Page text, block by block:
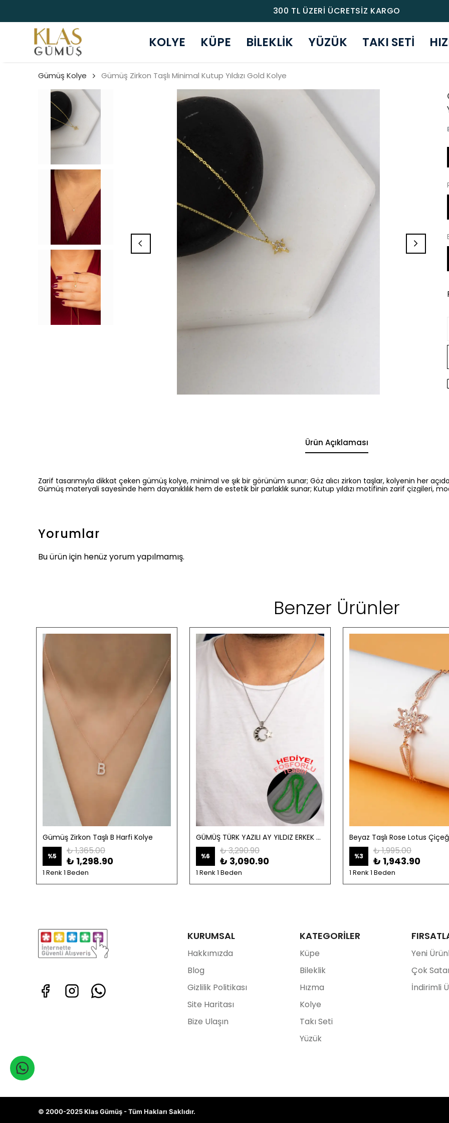
300 TL ÜZERİ ÜCRETSİZ KARGO
KOLYE KÜPE BİLEKLİK YÜZÜK TAKI SETİ
Gümüş Kolye Gümüş Zirkon Taşlı Minimal Kutup Yıldızı Gold Kolye
Ürün Açıklaması
Zarif tasarımıyla dikkat çeken gümüş kolye, minimal ve şık bir görünüm sunar; Göz alıcı zirkon taşlar, kolyenin her açıdan
Gümüş materyali sayesinde hem dayanıklılık hem de estetik bir parlaklık sunar; Kutup yıldızı motifinin zarif çizgileri,
Yorumlar
Bu ürün için henüz yorum yapılmamış.
Benzer Ürünler
Gümüş Zirkon Taşlı B Harfi Kolye
%5 ₺ 1,365.00
₺ 1,298.90
1 Renk 1 Beden
GÜMÜŞ TÜRK YAZILI AY YILDIZ ERKEK KOLYE
%6 ₺ 3,290.90
₺ 3,090.90
1 Renk 1 Beden
%3 ₺ 1,995.00
₺ 1,943.90
1 Renk 1 Beden
KURUMSAL
Hakkımızda
Blog
Gizlilik Politikası
Site Haritası
Bize Ulaşın
KATEGORİLER
Küpe
Bileklik
Hızma
Kolye
Takı Seti
Yüzük
Yeni
Çok
İndirimli
© 2000-2025 Klas Gümüş - Tüm Hakları Saklıdır.